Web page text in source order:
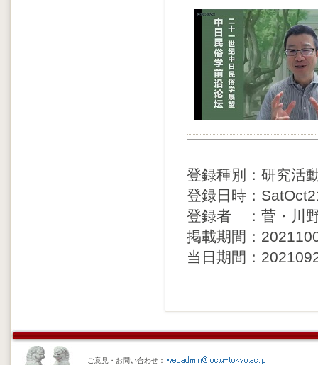
登録種別：研究活
登録日時：
登録者 ：菅・川
掲載期間：
当日期間：
ご意見・お問い合わせ：